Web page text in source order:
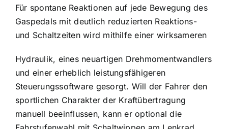
Für spontane Reaktionen auf jede Bewegung des
Gaspedals mit deutlich reduzierten Reaktions-
und Schaltzeiten wird mithilfe einer wirksameren
Hydraulik, eines neuartigen Drehmomentwandlers
und einer erheblich leistungsfähigeren
Steuerungssoftware gesorgt. Will der Fahrer den
sportlichen Charakter der Kraftübertragung
manuell beeinflussen, kann er optional die